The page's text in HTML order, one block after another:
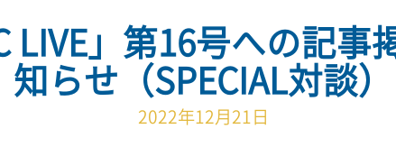
LIVE」第16号への記事
知らせ（SPECIAL対談）
2022年12月21日